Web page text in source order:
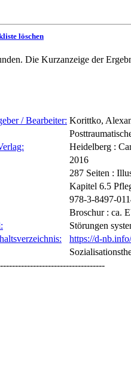
löschen
Die Kurzanzeige der
/ Bearbeiter: Korittko,
Heidelberg :
2016
287 Seiten :
Kapitel 6.5
978-3-8497-
Broschur : ca.
Störungen
https://d-